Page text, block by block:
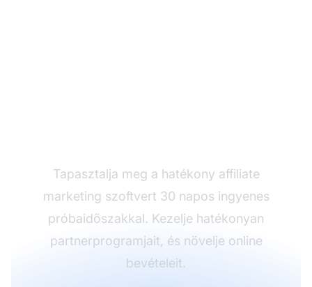
Tapasztalja meg a hatékony affiliate
marketing szoftvert 30 napos ingyenes
próbaidőszakkal. Kezelje hatékonyan
partnerprogramjait, és növelje online
bevételeit.